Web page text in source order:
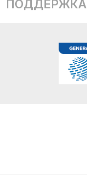
ПОДДЕРЖКА